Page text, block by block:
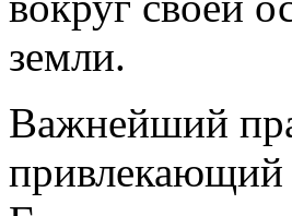
земли.
Важнейший
привлекающий